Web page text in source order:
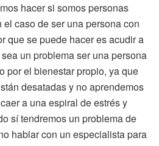
hacer si somos personas
caso de ser una persona con
que se puede hacer es acudir a
un problema ser una persona
por el bienestar propio, ya que
desatadas y no aprendemos
a una espiral de estrés y
sí tendremos un problema de
hablar con un especialista para